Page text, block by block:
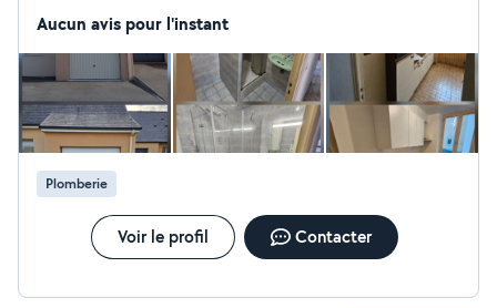
aménagements et finitions. Sérieux, soigné et à
intervention rapide selon vos besoins. www .
leroidestravaux . com
Aucun avis pour l'instant
Plomberie
Voir le profil Contacter